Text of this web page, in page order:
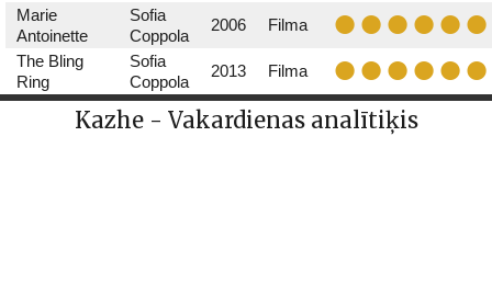
Marie
Antoinette
Sofia
Coppola
2006
Filma
The Bling
Ring
Sofia
Coppola
2013 Filma
Kazhe - Vakardienas analītiķis